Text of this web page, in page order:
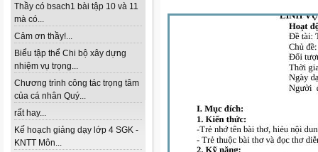
Thầy có bsach1 bài tập 10 và 11
mà có...
Cảm ơn thầy!...
Biểu tập thể Chi bộ xây dựng
nhiệm vụ trọng...
Chương trình công tác trọng tâm
của cá nhân Quý...
rất hay...
Kế hoạch giảng dạy lớp 4 SGK -
KNTT Môn...